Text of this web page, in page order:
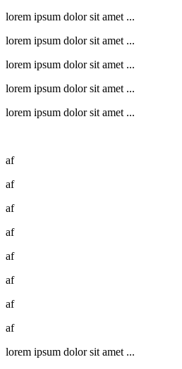
lorem ipsum dolor sit amet ...
lorem ipsum dolor sit amet ...
lorem ipsum dolor sit amet ...
lorem ipsum dolor sit amet ...
lorem ipsum dolor sit amet ...
af
af
af
af
af
af
af
af
lorem ipsum dolor sit amet ...